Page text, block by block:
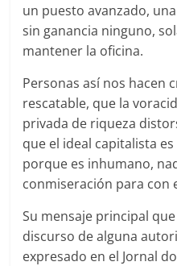
un puesto avanzado,
sin ganancia ninguno,
mantener la oficina.
Personas así nos hacen
rescatable, que la
privada de riqueza
que el ideal capitalista
porque es inhumano,
conmiseración para con
Su mensaje principal
discurso de alguna
expresado en el Jornal